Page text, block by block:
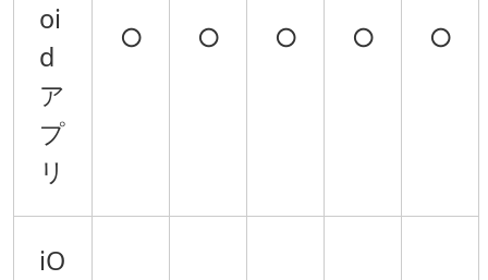
oi
d
ア
プ
リ
○ ○ ○ ○ ○
iO